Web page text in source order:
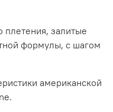
плетения, залитые
формулы, с шагом
американской